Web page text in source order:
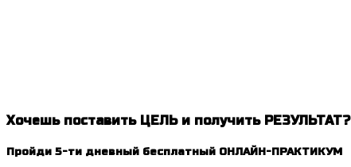
Хочешь поставить ЦЕЛЬ и получить РЕЗУЛЬТАТ?
Пройди 5-ти дневный бесплатный ОНЛАЙН-ПРАКТИКУМ